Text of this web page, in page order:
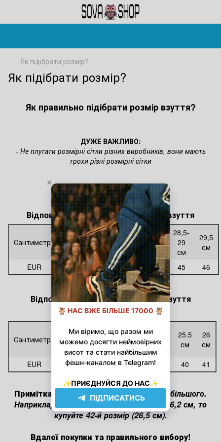
Як підібрати розмір?
Як підібрати розмір?
Як правильно підібрати розмір взуття?
ДУЖЕ ВАЖЛИВО:
- Не плутати розмірні сітки різних виробників, вони мають
трохи різні розмірні сітки
Таблиця розмірів
Відповідність розмірів чоловічого взуття
Сантиметри
25-
25,5
см
26
см
26,5
см
27,5
см
28
см
28,5-
29
см
29,5
см
EUR
40 41 42 43 44 45 46
Відповідність розмірів жіночого взуття
Сантиметри
22
см
22,5-
23
см
23,5
см
24
см
24,5-
25
см
25.5
см
26
см
EUR
35 36 37 38 40 41
Примітка:
Завжди вибирайте розмір до більшого.
Наприклад, якщо у вас довжина стопи 26,2 см, то
купуйте 42-й розмір (26,5 см).
Вдалої покупки та правильного вибору!